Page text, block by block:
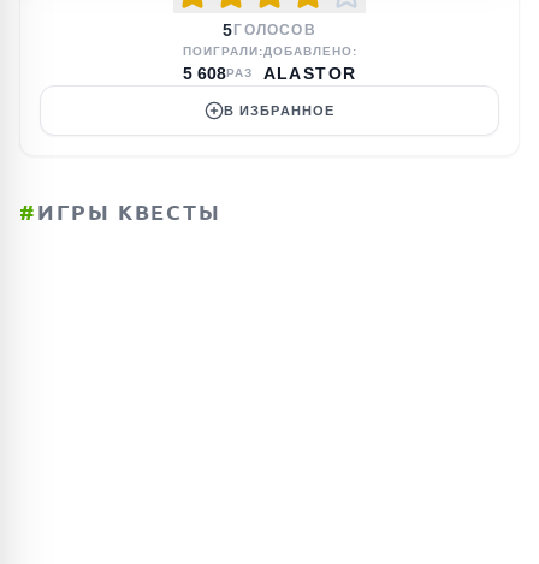
5 ГОЛОСОВ
ПОИГРАЛИ:
5 608РАЗ
ДОБАВЛЕНО:
ALASTOR
В ИЗБРАННОЕ
#ИГРЫ КВЕСТЫ